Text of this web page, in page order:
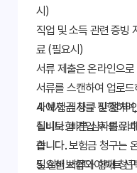
시)
직업 및 소득 관련 증빙
료 (필요시)
서류 제출은 온라인으로 간
서류를 스캔하여 업로드하면 됩니다.
사에서 심사를 진행하며, 심사 결과는 개별적으로 안내
됩니다. 빠른 심사를 위해 정확한 정보를 제공하는 것이 중요
합니다.
4. 보험금 청구 및 절차
실비보험 가입 후 의료
습니다. 보험금 청구는 온라인 또는 방문을 통해 가능하며,
필요한 서류와 함께 청구하면 됩니다.
5. 실비보험다이렉트 선